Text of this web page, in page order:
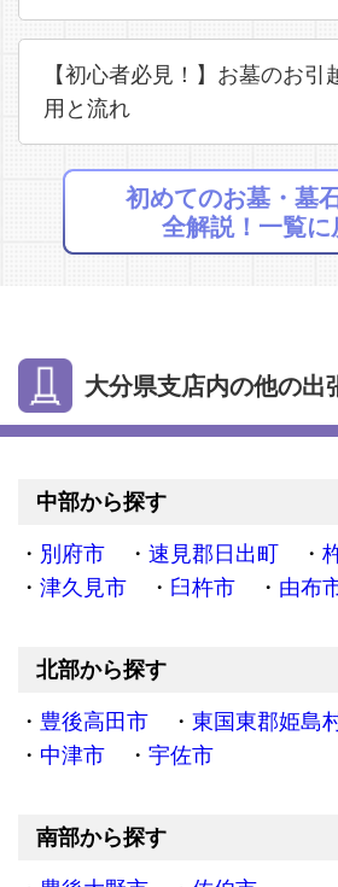
【初心者必見！】お墓のお引
用と流れ
初めてのお墓・墓
全解説！一覧に
大分県支店内の他の出
中部から探す
別府市 速見郡日出町
津久見市
臼杵市 由布
北部から探す
豊後高田市 東国東郡姫島
中津市
宇佐市
南部から探す